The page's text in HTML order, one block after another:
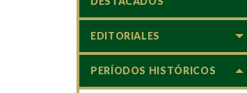
EDITORIALES
PERÍODOS HISTÓRICOS